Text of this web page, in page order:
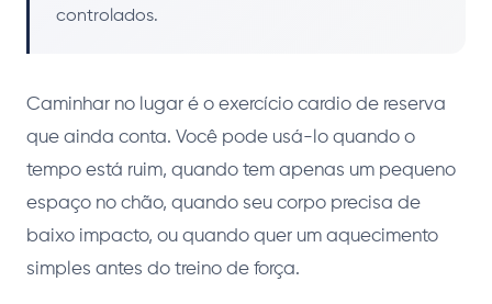
controlados.
Caminhar no lugar é o exercício cardio de reserva
que ainda conta. Você pode usá-lo quando o
tempo está ruim, quando tem apenas um pequeno
espaço no chão, quando seu corpo precisa de
baixo impacto, ou quando quer um aquecimento
simples antes do treino de força.